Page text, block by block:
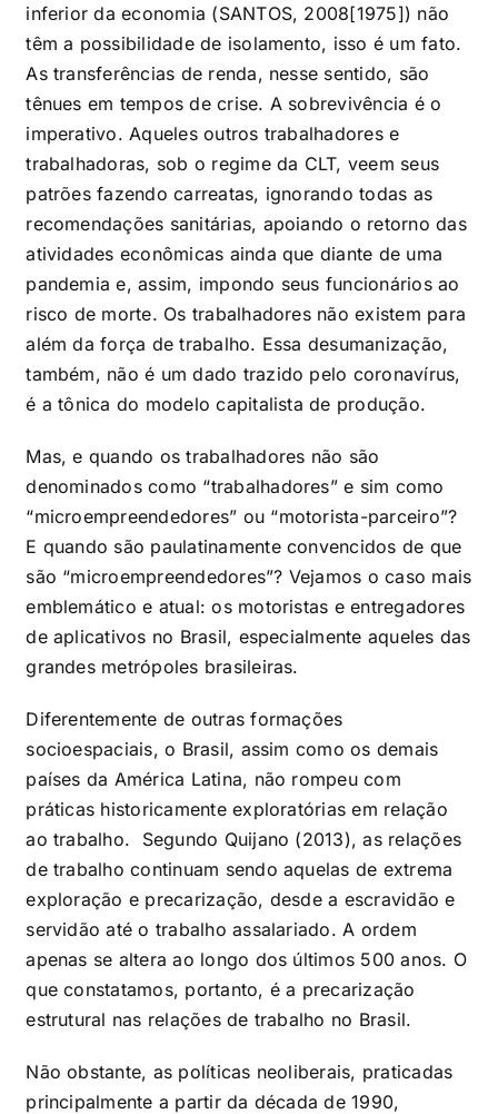
inferior da economia (SANTOS, 2008[1975]) não
têm a possibilidade de isolamento, isso é um fato.
As transferências de renda, nesse sentido, são
tênues em tempos de crise. A sobrevivência é o
imperativo. Aqueles outros trabalhadores e
trabalhadoras, sob o regime da CLT, veem seus
patrões fazendo carreatas, ignorando todas as
recomendações sanitárias, apoiando o retorno das
atividades econômicas ainda que diante de uma
pandemia e, assim, impondo seus funcionários ao
risco de morte. Os trabalhadores não existem para
além da força de trabalho. Essa desumanização,
também, não é um dado trazido pelo coronavírus,
é a tônica do modelo capitalista de produção.
Mas, e quando os trabalhadores não são
denominados como “trabalhadores” e sim como
“microempreendedores” ou “motorista-parceiro”?
E quando são paulatinamente convencidos de que
são “microempreendedores”? Vejamos o caso mais
emblemático e atual: os motoristas e entregadores
de aplicativos no Brasil, especialmente aqueles das
grandes metrópoles brasileiras.
Diferentemente de outras formações
socioespaciais, o Brasil, assim como os demais
países da América Latina, não rompeu com
práticas historicamente exploratórias em relação
ao trabalho. Segundo Quijano (2013), as relações
de trabalho continuam sendo aquelas de extrema
exploração e precarização, desde a escravidão e
servidão até o trabalho assalariado. A ordem
apenas se altera ao longo dos últimos 500 anos. O
que constatamos, portanto, é a precarização
estrutural nas relações de trabalho no Brasil.
Não obstante, as políticas neoliberais, praticadas
principalmente a partir da década de 1990,